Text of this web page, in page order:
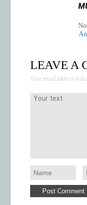
LEAVE A
Your email address will